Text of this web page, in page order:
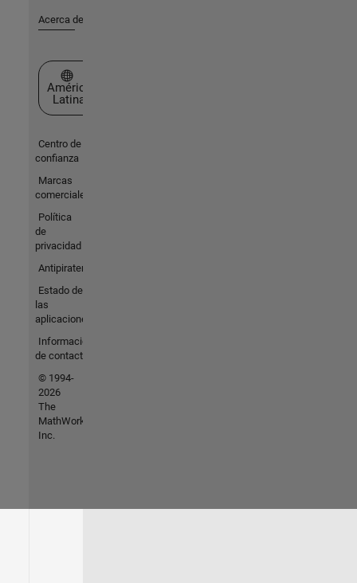
Acerca de MathWorks
Seleccione un país/idioma
América
Latina
Centro de
confianza
Marcas
comerciales
Política
de
privacidad
Antipiratería
Estado de
las
aplicaciones
Información
de contacto
© 1994-
2026
The
MathWorks,
Inc.